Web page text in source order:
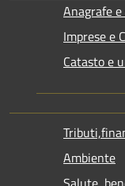
Anagrafe
Imprese e
Catasto e
Ambiente